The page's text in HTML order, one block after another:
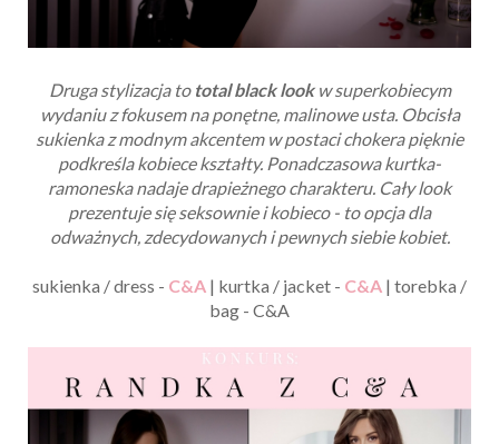
Druga stylizacja tototal black lookw superkobiecym
wydaniu z fokusem na ponętne, malinowe usta. Obcisła
sukienka z modnym akcentem w postaci chokera pięknie
podkreśla kobiece kształty. Ponadczasowa kurtka-
ramoneska nadaje drapieżnego charakteru. Cały look
prezentuje się seksownie i kobieco - to opcja dla
odważnych, zdecydowanych i pewnych siebie kobiet.
sukienka / dress - C&A | kurtka / jacket - C&A | torebka /
bag - C&A